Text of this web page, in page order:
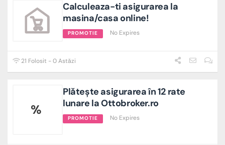
Calculeaza-ti asigurarea la
masina/casa online!
PROMOTIE No Expires
21 Folosit - 0 Astăzi
%
Plătește asigurarea în 12 rate
lunare la Ottobroker.ro
PROMOTIE No Expires